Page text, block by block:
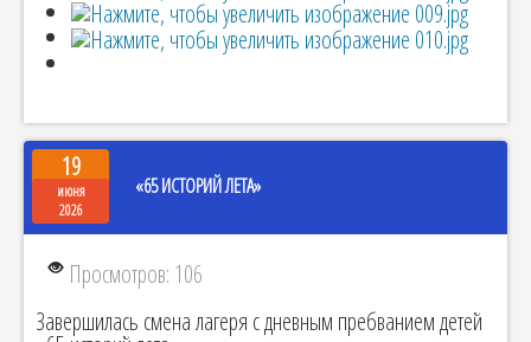
19
июня
2026
«65 ИСТОРИЙ ЛЕТА»
Просмотров: 106
Завершилась смена лагеря с дневным пребванием детей